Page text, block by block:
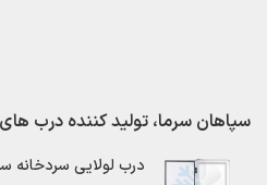
سپاهان سرما، تولید کننده درب
درب لولایی سردخانه